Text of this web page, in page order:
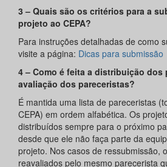
3 – Quais são os critérios para a
projeto ao CEPA?
Para instruções detalhadas de como
visite a página: Dicas para submissão
4 – Como é feita a distribuição dos
avaliação dos pareceristas?
É mantida uma lista de pareceristas
CEPA) em ordem alfabética. Os
distribuídos sempre para o próximo
desde que ele não faça parte da
projeto. Nos casos de ressubmissão,
reavaliados pelo mesmo parecerista